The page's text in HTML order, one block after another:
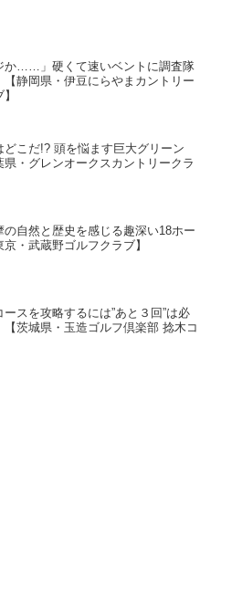
か……」硬くて速いベントに調査隊
【静岡県・伊豆にらやまカントリー
どこだ!? 頭を悩ます巨大グリーン
県・グレンオークスカントリークラ
の自然と歴史を感じる趣深い18ホー
京・武蔵野ゴルフクラブ】
ースを攻略するには”あと３回”は必
【茨城県・玉造ゴルフ倶楽部 捻木コ